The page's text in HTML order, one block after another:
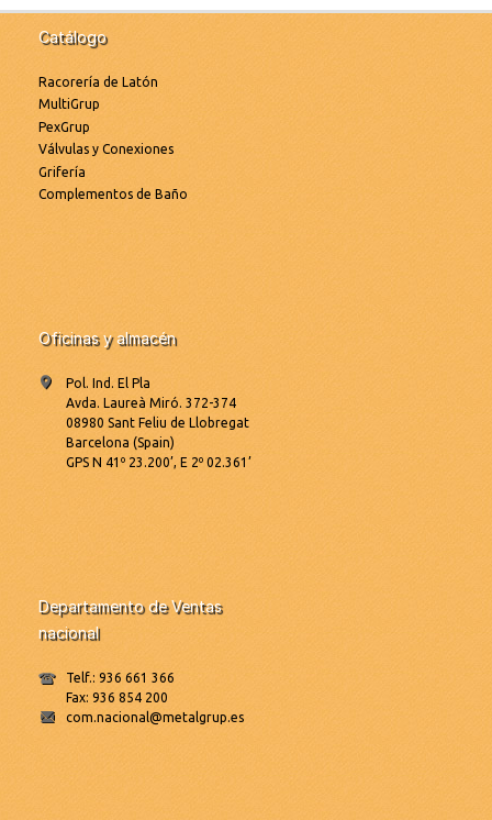
Catálogo
Racorería de Latón
MultiGrup
PexGrup
Válvulas y Conexiones
Grifería
Complementos de Baño
Oficinas y almacén
Pol. Ind. El Pla
Avda. Laureà Miró. 372-374
08980 Sant Feliu de Llobregat
Barcelona (Spain)
GPS N 41º 23.200’, E 2º 02.361’
Departamento de Ventas
nacional
Telf.: 936 661 366
Fax: 936 854 200
com.nacional@metalgrup.es